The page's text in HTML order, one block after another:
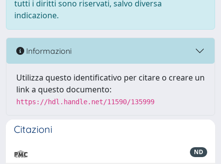
tutti i diritti sono riservati, salvo diversa
indicazione.
Informazioni
Utilizza questo identificativo per citare o creare un
link a questo documento:
https://hdl.handle.net/11590/135999
Citazioni
ND